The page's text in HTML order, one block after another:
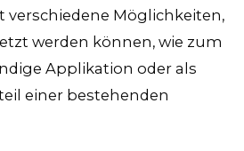
verschiedene Möglichkeiten,
werden können, wie zum
Applikation oder als
einer bestehenden